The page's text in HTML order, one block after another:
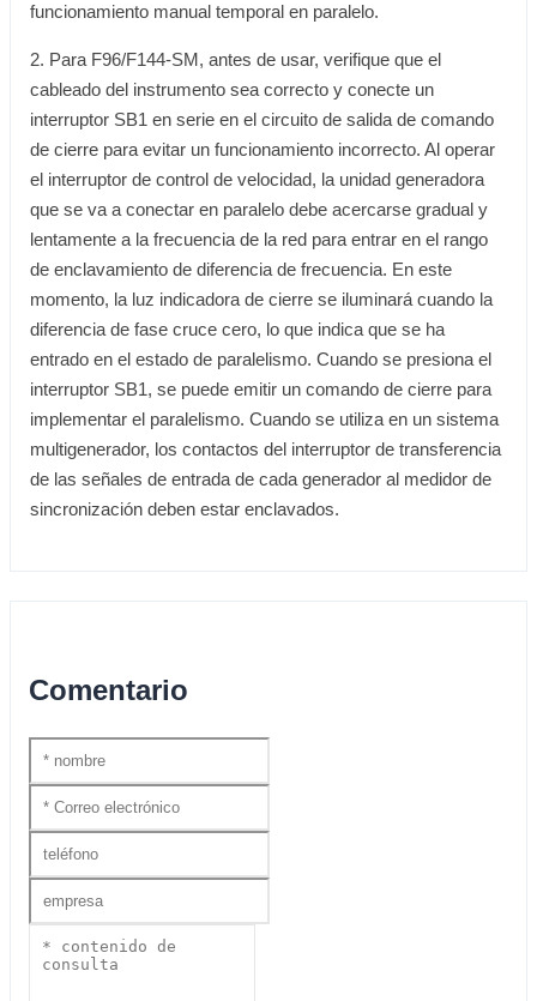
funcionamiento manual temporal en paralelo.
2. Para F96/F144-SM, antes de usar, verifique que el
cableado del instrumento sea correcto y conecte un
interruptor SB1 en serie en el circuito de salida de comando
de cierre para evitar un funcionamiento incorrecto. Al operar
el interruptor de control de velocidad, la unidad generadora
que se va a conectar en paralelo debe acercarse gradual y
lentamente a la frecuencia de la red para entrar en el rango
de enclavamiento de diferencia de frecuencia. En este
momento, la luz indicadora de cierre se iluminará cuando la
diferencia de fase cruce cero, lo que indica que se ha
entrado en el estado de paralelismo. Cuando se presiona el
interruptor SB1, se puede emitir un comando de cierre para
implementar el paralelismo. Cuando se utiliza en un sistema
multigenerador, los contactos del interruptor de transferencia
de las señales de entrada de cada generador al medidor de
sincronización deben estar enclavados.
Comentario